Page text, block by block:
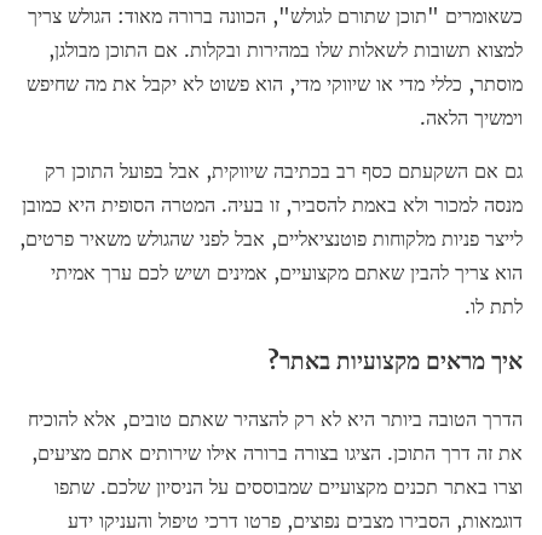
כשאומרים "תוכן שתורם לגולש", הכוונה ברורה מאוד: הגולש צריך
למצוא תשובות לשאלות שלו במהירות ובקלות. אם התוכן מבולגן,
מוסתר, כללי מדי או שיווקי מדי, הוא פשוט לא יקבל את מה שחיפש
וימשיך הלאה.
גם אם השקעתם כסף רב בכתיבה שיווקית, אבל בפועל התוכן רק
מנסה למכור ולא באמת להסביר, זו בעיה. המטרה הסופית היא כמובן
לייצר פניות מלקוחות פוטנציאליים, אבל לפני שהגולש משאיר פרטים,
הוא צריך להבין שאתם מקצועיים, אמינים ושיש לכם ערך אמיתי
לתת לו.
איך מראים מקצועיות באתר?
הדרך הטובה ביותר היא לא רק להצהיר שאתם טובים, אלא להוכיח
את זה דרך התוכן. הציגו בצורה ברורה אילו שירותים אתם מציעים,
וצרו באתר תכנים מקצועיים שמבוססים על הניסיון שלכם. שתפו
דוגמאות, הסבירו מצבים נפוצים, פרטו דרכי טיפול והעניקו ידע